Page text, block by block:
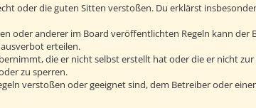
oder die guten Sitten verstoßen. Du erklärst
oder anderer im Board veröffentlichten Regeln kann der
erteilen.
die er nicht selbst erstellt hat oder die er nicht
zu sperren.
verstoßen oder geeignet sind, dem Betreiber oder